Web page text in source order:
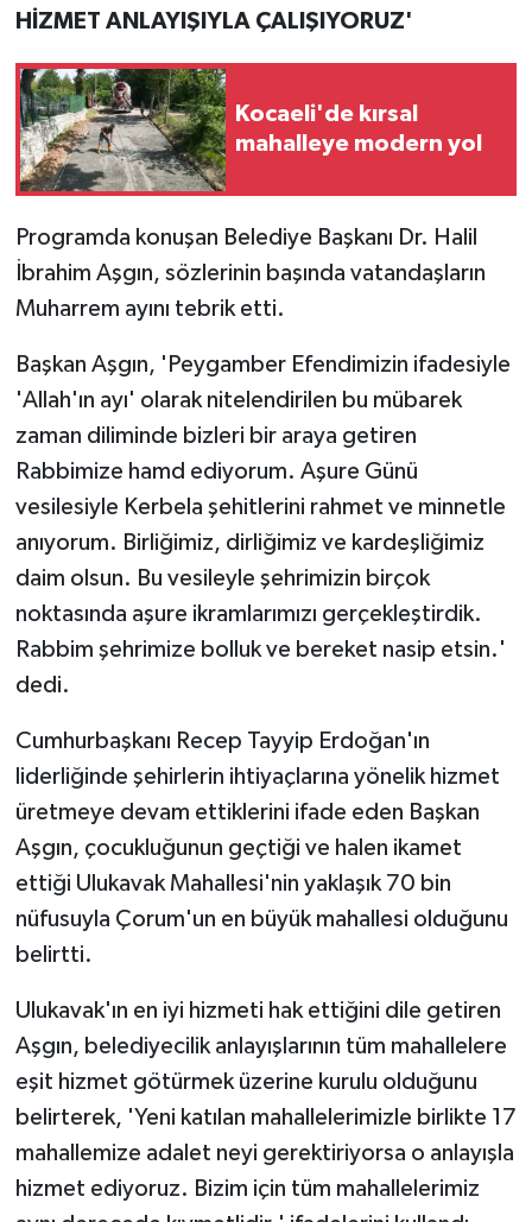
HİZMET ANLAYIŞIYLA ÇALIŞIYORUZ'
Kocaeli'de kırsal
mahalleye modern yol
Programda konuşan Belediye Başkanı Dr. Halil
İbrahim Aşgın, sözlerinin başında vatandaşların
Muharrem ayını tebrik etti.
Başkan Aşgın, 'Peygamber Efendimizin ifadesiyle
'Allah'ın ayı' olarak nitelendirilen bu mübarek
zaman diliminde bizleri bir araya getiren
Rabbimize hamd ediyorum. Aşure Günü
vesilesiyle Kerbela şehitlerini rahmet ve minnetle
anıyorum. Birliğimiz, dirliğimiz ve kardeşliğimiz
daim olsun. Bu vesileyle şehrimizin birçok
noktasında aşure ikramlarımızı gerçekleştirdik.
Rabbim şehrimize bolluk ve bereket nasip etsin.'
dedi.
Cumhurbaşkanı Recep Tayyip Erdoğan'ın
liderliğinde şehirlerin ihtiyaçlarına yönelik hizmet
üretmeye devam ettiklerini ifade eden Başkan
Aşgın, çocukluğunun geçtiği ve halen ikamet
ettiği Ulukavak Mahallesi'nin yaklaşık 70 bin
nüfusuyla Çorum'un en büyük mahallesi olduğunu
belirtti.
Ulukavak'ın en iyi hizmeti hak ettiğini dile getiren
Aşgın, belediyecilik anlayışlarının tüm mahallelere
eşit hizmet götürmek üzerine kurulu olduğunu
belirterek, 'Yeni katılan mahallelerimizle birlikte 17
mahallemize adalet neyi gerektiriyorsa o anlayışla
hizmet ediyoruz. Bizim için tüm mahallelerimiz